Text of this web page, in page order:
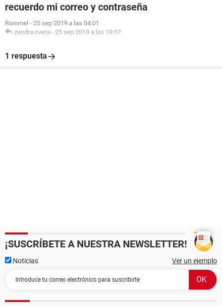
recuerdo mi correo y contraseña
Rommel - 25 sep 2019 a las 04:01
zandra.rivera - 25 sep 2019 a las 19:57
1 respuesta
¡SUSCRÍBETE A NUESTRA NEWSLETTER!
Noticias Ver un ejemplo